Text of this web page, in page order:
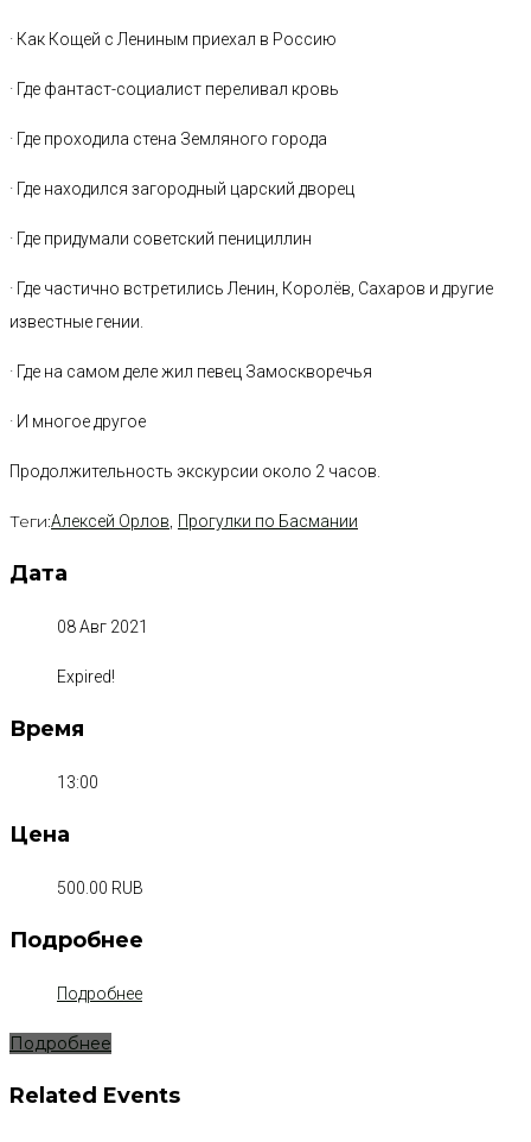
· Как Кощей с Лениным приехал в Россию
· Где фантаст-социалист переливал кровь
· Где проходила стена Земляного города
· Где находился загородный царский дворец
· Где придумали советский пенициллин
· Где частично встретились Ленин, Королёв, Сахаров и другие
известные гении.
· Где на самом деле жил певец Замоскворечья
· И многое другое
Продолжительность экскурсии около 2 часов.
Теги:Алексей Орлов, Прогулки по Басмании
Дата
08 Авг 2021
Expired!
Время
13:00
Цена
500.00 RUB
Подробнее
Подробнее
Подробнее
Related Events